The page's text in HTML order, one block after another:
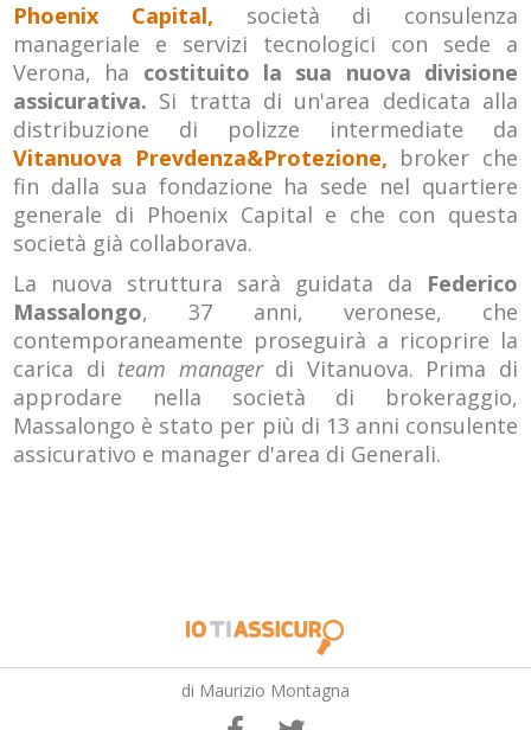
Phoenix Capital, società di consulenza
manageriale e servizi tecnologici con sede a
Verona, ha costituito la sua nuova divisione
assicurativa. Si tratta di un'area dedicata alla
distribuzione di polizze intermediate da
Vitanuova Prevdenza&Protezione, broker che
fin dalla sua fondazione ha sede nel quartiere
generale di Phoenix Capital e che con questa
società già collaborava.
La nuova struttura sarà guidata da Federico
Massalongo, 37 anni, veronese, che
contemporaneamente proseguirà a ricoprire la
carica di team managerdi Vitanuova. Prima di
approdare nella società di brokeraggio,
Massalongo è stato per più di 13 anni consulente
assicurativo e manager d'area di Generali.
di Maurizio Montagna